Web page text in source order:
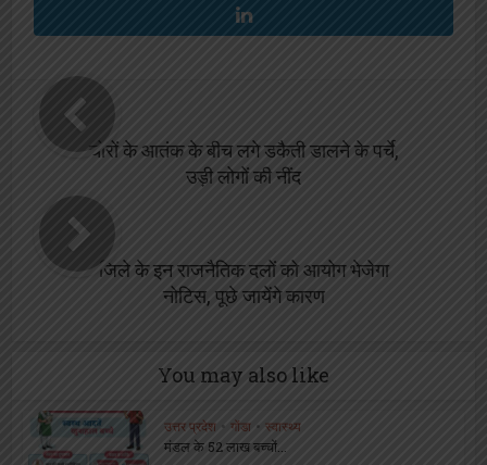
चोरों के आतंक के बीच लगे डकैती डालने के पर्चे,
उड़ी लोगों की नींद
जिले के इन राजनैतिक दलों को आयोग भेजेगा
नोटिस, पूछे जायेंगे कारण
You may also like
उत्तर प्रदेश गोंडा • स्वास्थ्य
मंडल के 52 लाख बच्चों...